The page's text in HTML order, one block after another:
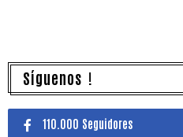
Síguenos !
110.000 Seguidores